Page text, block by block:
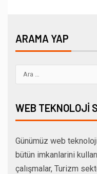
ARAMA YAP
WEB TEKNOLOJI
Günümüz web
bütün imkanlarini
çalışmalar, Turizm